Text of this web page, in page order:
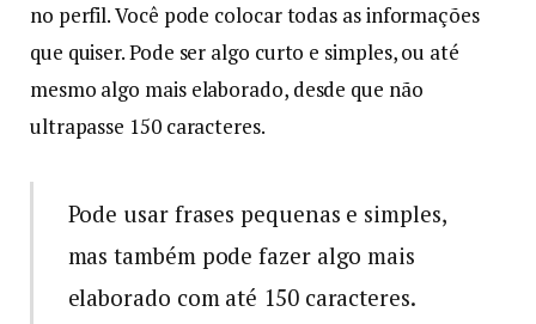
no perfil. Você pode colocar todas as informações
que quiser. Pode ser algo curto e simples, ou até
mesmo algo mais elaborado, desde que não
ultrapasse 150 caracteres.
Pode usar frases pequenas e simples,
mas também pode fazer algo mais
elaborado com até 150 caracteres.